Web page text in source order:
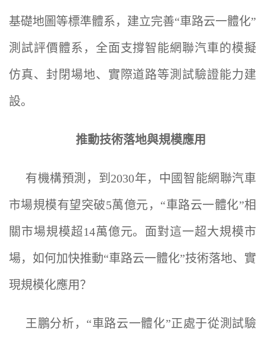
基礎地圖等標準體系，建立完善“車路云一體化”
測試評價體系，全面支撐智能網聯汽車的模擬
仿真、封閉場地、實際道路等測試驗證能力建
設。
推動技術落地與規模應用
有機構預測，到2030年，中國智能網聯汽車
市場規模有望突破5萬億元，“車路云一體化”相
關市場規模超14萬億元。面對這一超大規模市
場，如何加快推動“車路云一體化”技術落地、實
現規模化應用？
王鵬分析，“車路云一體化”正處于從測試驗